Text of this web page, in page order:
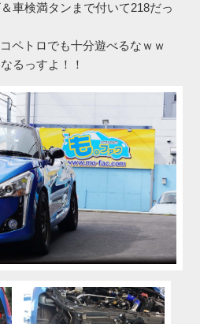
車検満タンまで付いて218だっ
ペトロでも十分遊べるなｗｗ
るっすよ！！